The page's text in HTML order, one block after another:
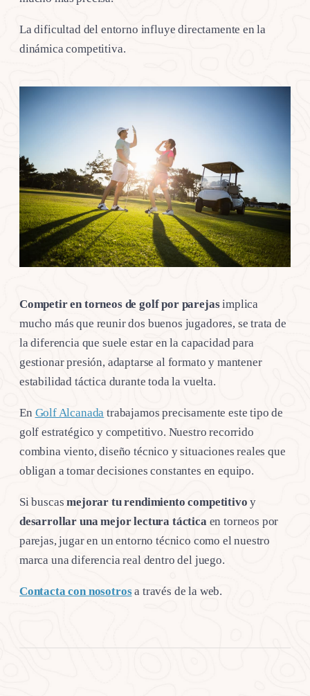
La dificultad del entorno influye directamente en la
dinámica competitiva.
Competir en torneos de golf por parejasimplica
mucho más que reunir dos buenos jugadores, se trata de
la diferencia que suele estar en la capacidad para
gestionar presión, adaptarse al formato y mantener
estabilidad táctica durante toda la vuelta.
En Golf Alcanada trabajamos precisamente este tipo de
golf estratégico y competitivo. Nuestro recorrido
combina viento, diseño técnico y situaciones reales que
obligan a tomar decisiones constantes en equipo.
Si buscasmejorar tu rendimiento competitivo y
desarrollar una mejor lectura tácticaen torneos por
parejas, jugar en un entorno técnico como el nuestro
marca una diferencia real dentro del juego.
Contacta con nosotrosa través de la web.